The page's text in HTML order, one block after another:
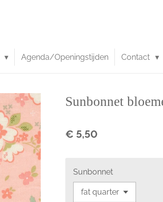
Agenda/Openingstijden Contact
Sunbonnet
€ 5,50
Sunbonnet